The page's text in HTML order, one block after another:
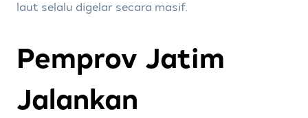
laut selalu digelar secara masif.
Pemprov Jatim
Jalankan